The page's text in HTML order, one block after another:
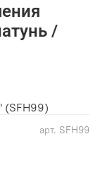
арт. SFH99
/
(SFH99)